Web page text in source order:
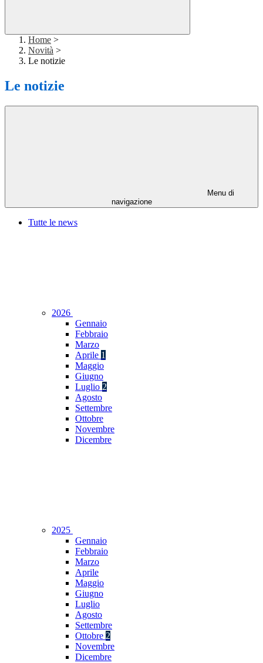
Home >
Novità >
Le notizie
Le notizie
Menu di
navigazione
Tutte le news
2026
Gennaio
Febbraio
Marzo
Aprile 1
Maggio
Giugno
Luglio 2
Agosto
Settembre
Ottobre
Novembre
Dicembre
2025
Gennaio
Febbraio
Marzo
Aprile
Maggio
Giugno
Luglio
Agosto
Settembre
Ottobre 2
Novembre
Dicembre